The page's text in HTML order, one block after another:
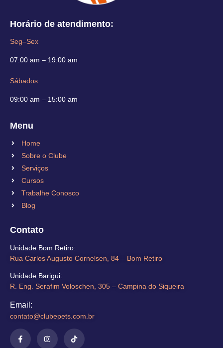
Horário de atendimento:
Seg–Sex
07:00 am – 19:00 am
Sábados
09:00 am – 15:00 am
Menu
Home
Sobre o Clube
Serviços
Cursos
Trabalhe Conosco
Blog
Contato
Unidade Bom Retiro​:
Rua Carlos Augusto Cornelsen, 84 – Bom Retiro​
Unidade Barigui:
R. Eng. Serafim Voloschen, 305 – Campina do Siqueira
Email:
contato@clubepets.com.br​